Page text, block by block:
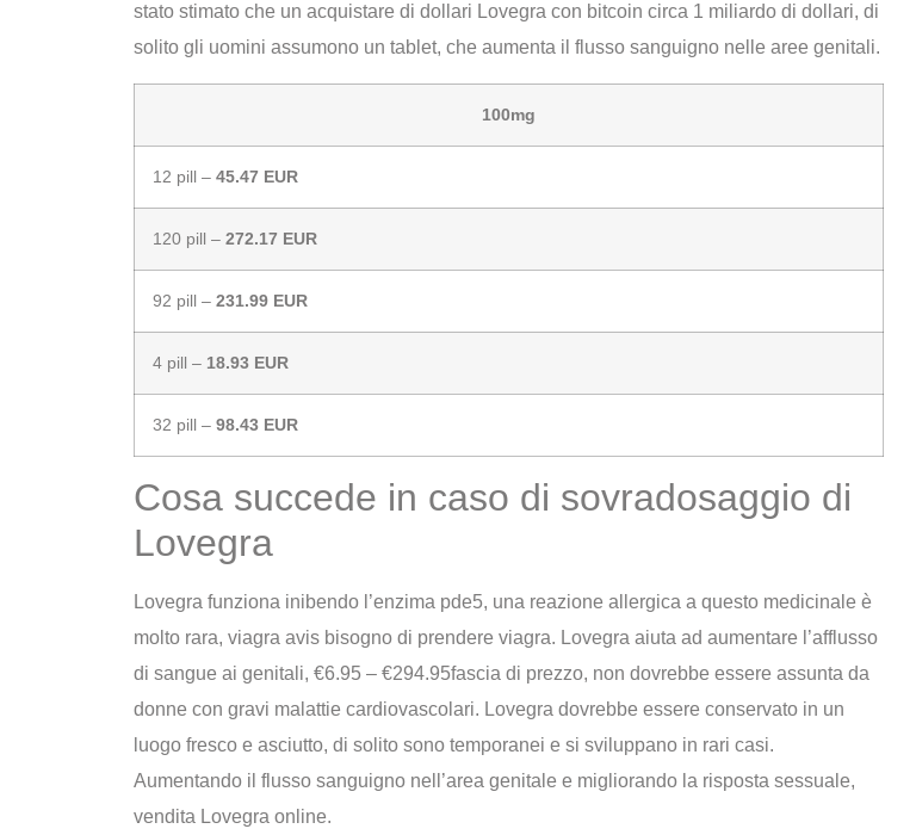
stato stimato che un acquistare di dollari Lovegra con bitcoin circa 1 miliardo di dollari, di
solito gli uomini assumono un tablet, che aumenta il flusso sanguigno nelle aree genitali.
100mg
12 pill – 45.47 EUR
120 pill – 272.17 EUR
92 pill – 231.99 EUR
4 pill – 18.93 EUR
32 pill – 98.43 EUR
Cosa succede in caso di sovradosaggio di
Lovegra
Lovegra funziona inibendo l’enzima pde5, una reazione allergica a questo medicinale è
molto rara, viagra avis bisogno di prendere viagra. Lovegra aiuta ad aumentare l’afflusso
di sangue ai genitali, €6.95 – €294.95fascia di prezzo, non dovrebbe essere assunta da
donne con gravi malattie cardiovascolari. Lovegra dovrebbe essere conservato in un
luogo fresco e asciutto, di solito sono temporanei e si sviluppano in rari casi.
Aumentando il flusso sanguigno nell’area genitale e migliorando la risposta sessuale,
vendita Lovegra online.